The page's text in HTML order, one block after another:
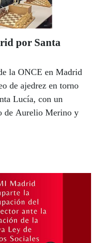
por Santa
la ONCE en Madrid
de ajedrez en torno
Lucía, con un
de Aurelio Merino y